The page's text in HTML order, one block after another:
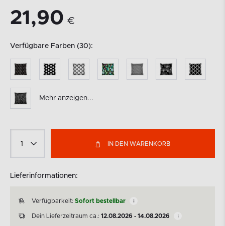
21,90 €
Verfügbare Farben (30):
Mehr anzeigen...
IN DEN WARENKORB
Lieferinformationen:
Verfügbarkeit: Sofort bestellbar
Dein Lieferzeitraum ca.: 12.08.2026 - 14.08.2026